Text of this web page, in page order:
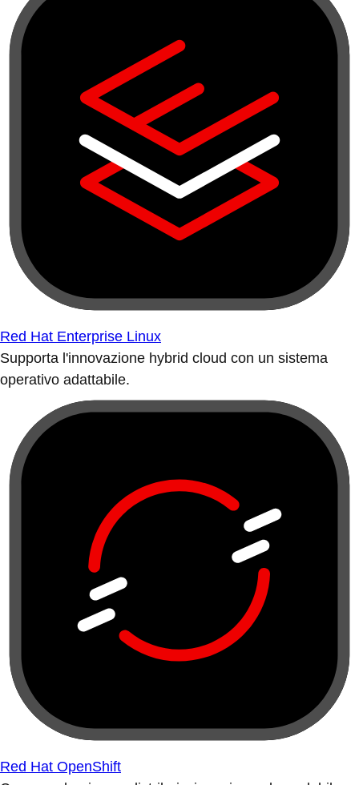
Red Hat Enterprise Linux
Supporta l'innovazione hybrid cloud con un sistema
operativo adattabile.
Red Hat OpenShift